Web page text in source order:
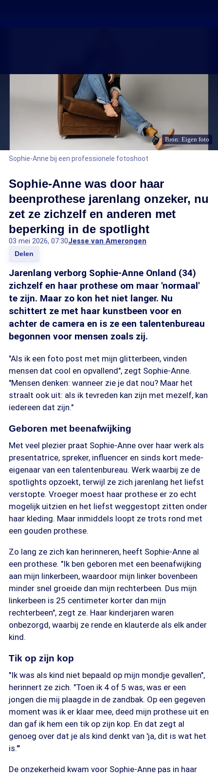
Bron: Eigen foto
Sophie-Anne bij een professionele fotoshoot
Sophie-Anne was door haar
beenprothese jarenlang onzeker, nu
zet ze zichzelf en anderen met
beperking in de spotlight
03 mei 2026, 07:30Jesse van Amerongen
Delen
Jarenlang verborg Sophie-Anne Onland (34)
zichzelf en haar prothese om maar 'normaal'
te zijn. Maar zo kon het niet langer. Nu
schittert ze met haar kunstbeen voor en
achter de camera en is ze een talentenbureau
begonnen voor mensen zoals zij.
"Als ik een foto post met mijn glitterbeen, vinden
mensen dat cool en opvallend", zegt Sophie-Anne.
"Mensen denken: wanneer zie je dat nou? Maar het
straalt ook uit: als ik tevreden kan zijn met mezelf, kan
iedereen dat zijn."
Geboren met beenafwijking
Met veel plezier praat Sophie-Anne over haar werk als
presentatrice, spreker, influencer en sinds kort mede-
eigenaar van een talentenbureau. Werk waarbij ze de
spotlights opzoekt, terwijl ze zich jarenlang het liefst
verstopte. Vroeger moest haar prothese er zo echt
mogelijk uitzien en het liefst weggestopt zitten onder
haar kleding. Maar inmiddels loopt ze trots rond met
een gouden prothese.
Zo lang ze zich kan herinneren, heeft Sophie-Anne al
een prothese. "Ik ben geboren met een beenafwijking
aan mijn linkerbeen, waardoor mijn linker bovenbeen
minder snel groeide dan mijn rechterbeen. Dus mijn
linkerbeen is 25 centimeter korter dan mijn
rechterbeen", zegt ze. Haar kinderjaren waren
onbezorgd, waarbij ze rende en klauterde als elk ander
kind.
Tik op zijn kop
"Ik was als kind niet bepaald op mijn mondje gevallen",
herinnert ze zich. "Toen ik 4 of 5 was, was er een
jongen die mij plaagde in de zandbak. Op een gegeven
moment was ik er klaar mee, deed mijn prothese uit en
dan gaf ik hem een tik op zijn kop. En dat zegt al
genoeg over dat je als kind denkt van 'ja, dit is wat het
is.'"
De onzekerheid kwam voor Sophie-Anne pas in haar